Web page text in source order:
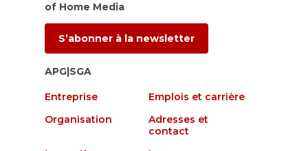
of Home Media
S’abonner à la newsletter
APG|SGA
Entreprise
Emplois et carrière
Organisation
Adresses et
contact